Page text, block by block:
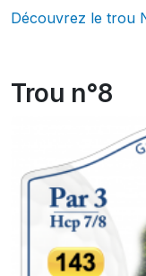
Découvrez le trou
Trou n°8